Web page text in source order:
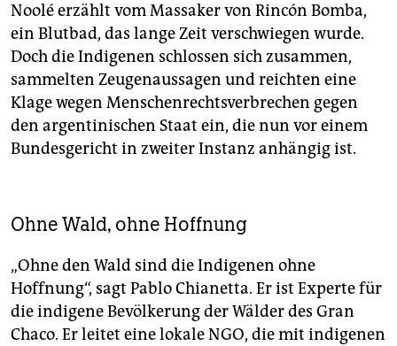
Noo­lé erzählt vom Massaker von ­Rincón Bomba,
ein Blutbad, das lange Zeit verschwiegen wurde.
Doch die Indigenen schlossen sich zusammen,
sammelten Zeugenaussagen und reichten eine
Klage wegen Menschen­rechtsverbrechen gegen
den argentinischen Staat ein, die nun vor einem
Bundesgericht in zweiter Instanz anhängig ist.
Ohne Wald, ohne Hoffnung
„Ohne den Wald sind die Indigenen ohne
Hoffnung“, sagt Pablo Chianetta. Er ist Experte für
die indigene Bevölkerung der Wälder des Gran
Chaco. Er leitet eine lokale NGO, die mit indigenen